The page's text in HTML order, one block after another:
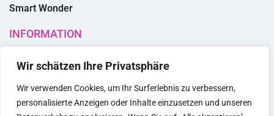
Wir schätzen Ihre Privatsphäre
Wir verwenden Cookies, um Ihr Surferlebnis zu verbessern,
personalisierte Anzeigen oder Inhalte einzusetzen und unseren
Smart Wonder
INFORMATION
Kontakt